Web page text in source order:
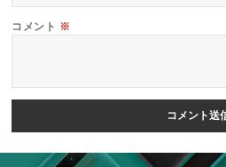
コメント ※